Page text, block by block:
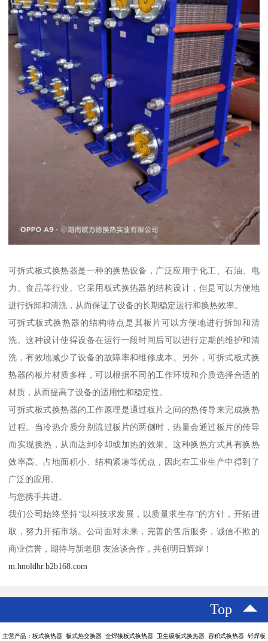
可拆式板式换热器是一种的换热设备，广泛应用于化工、石油、电
力、食品等行业。它采用板式换热器的结构设计，但是可以方便地
进行拆卸和清洗，从而保证了设备的长期稳定运行和换热效率。
可拆式板式换热器的结构特点是其板片可以方便地进行拆卸和清
洗。这种设计使得设备在运行一段时间后可以进行定期的维护和清
洗，有效地减少了设备的故障率和维修成本。另外，可拆式板式换
热器的板片材质多样，可以根据不同的工作环境和介质选择合适的
材质，从而提高了设备的适用性和稳定性。
可拆式板式换热器的工作原理是通过板片之间的热传导来完成换热
过程。当冷热介质分别流过板片的两侧时，热量会通过板片的传导
而实现换热，从而达到冷却或加热的效果。这种换热方式具有换热
效率高、占地面积小、结构紧凑等优点，因此在工业生产中得到了
广泛的应用。
与您携手共进。
我们公司始终坚持“以科技求发展，以质量求生存”的方针，开拓进
取，努力开拓市场。公司面对未来，完善的售后服务，诚信不欺的
商业信誉，期待与新老朋 友洽谈合作，共创明日辉煌！
m.hnoldhr.b2b168.com
Top
主营产品：板式换热器 板式热交换器 全焊接板式换热器 卫生级板式换热器 容积式换热器 钎焊板